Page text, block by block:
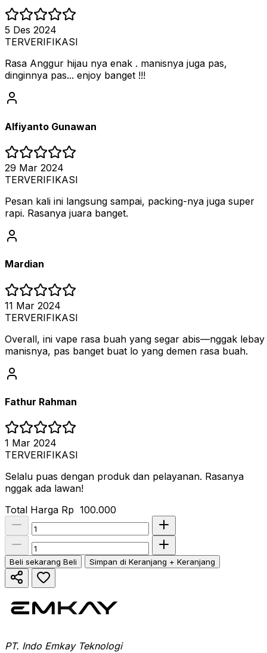
5 Des 2024
TERVERIFIKASI
Rasa Anggur hijau nya enak . manisnya juga pas,
dinginnya pas... enjoy banget !!!
Alfiyanto Gunawan
29 Mar 2024
TERVERIFIKASI
Pesan kali ini langsung sampai, packing-nya juga super
rapi. Rasanya juara banget.
Mardian
11 Mar 2024
TERVERIFIKASI
Overall, ini vape rasa buah yang segar abis—nggak lebay
manisnya, pas banget buat lo yang demen rasa buah.
Fathur Rahman
1 Mar 2024
TERVERIFIKASI
Selalu puas dengan produk dan pelayanan. Rasanya
nggak ada lawan!
Total Harga Rp 100.000
Beli sekarang Beli Simpan di Keranjang + Keranjang
PT. Indo Emkay Teknologi